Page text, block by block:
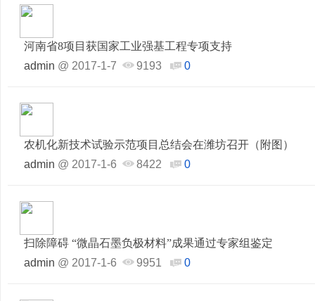
河南省8项目获国家工业强基工程专项支持
admin @ 2017-1-7 9193 0
农机化新技术试验示范项目总结会在潍坊召开（附图）
admin @ 2017-1-6 8422 0
扫除障碍 “微晶石墨负极材料”成果通过专家组鉴定
admin @ 2017-1-6 9951 0